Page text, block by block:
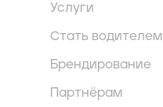
Услуги
Стать водителем
Брендирование
Партнёрам